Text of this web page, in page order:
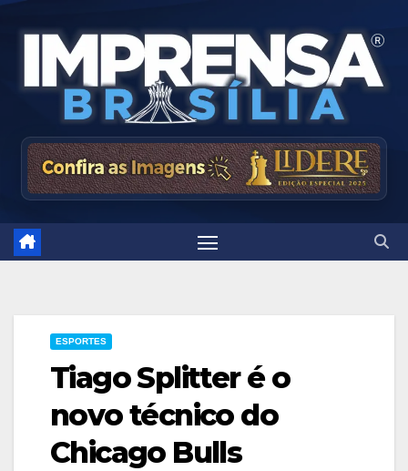
ESPORTES
Tiago Splitter é o
novo técnico do
Chicago Bulls